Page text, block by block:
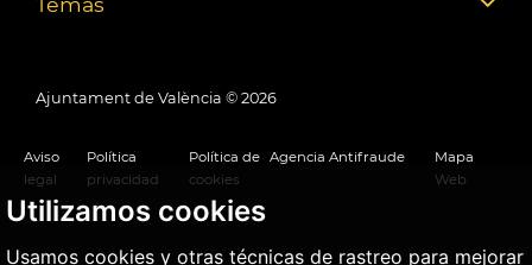
Utilizamos cookies
Usamos cookies y otras técnicas de rastreo para mejorar
Ajuntament de València © 2026
Aviso
legal
Política
privacidad
Política de
cookies
Agencia Antifraude
Mapa
Web